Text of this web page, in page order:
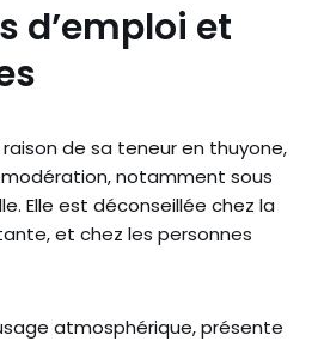
d’emploi et
de sa teneur en thuyone,
notamment sous
Elle est déconseillée chez la
et chez les personnes
atmosphérique, présente